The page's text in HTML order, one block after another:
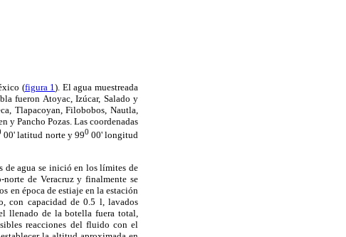
(figura 1). El agua muestreada
fueron Atoyac, Izúcar, Salado y
Tlapacoyan, Filobobos, Nautla,
y Pancho Pozas. Las coordenadas
00' latitud norte y 990 00' longitud
de agua se inició en los límites de
de Veracruz y finalmente se
en época de estiaje en la estación
con capacidad de 0.5 l, lavados
llenado de la botella fuera total,
reacciones del fluido con el